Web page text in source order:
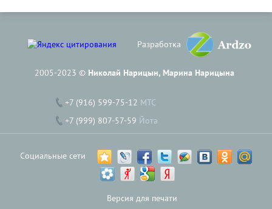
Разработка
2005-2023 © Николай Нарицын, Марина Нарицына
+7 (916) 599-75-12 МТС
+7 (999) 807-57-59 Йота
Социальные сети
Версия для печати